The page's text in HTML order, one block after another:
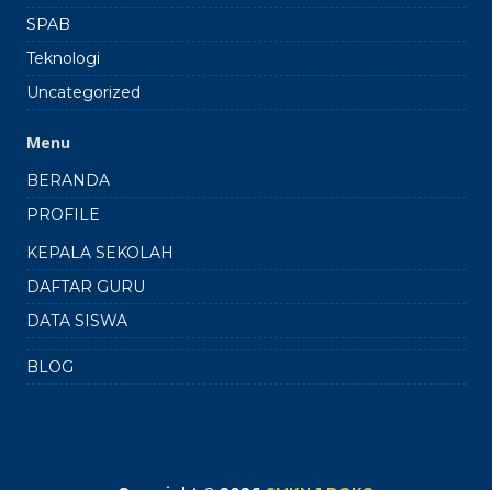
SPAB
Teknologi
Uncategorized
Menu
BERANDA
PROFILE
KEPALA SEKOLAH
DAFTAR GURU
DATA SISWA
BLOG